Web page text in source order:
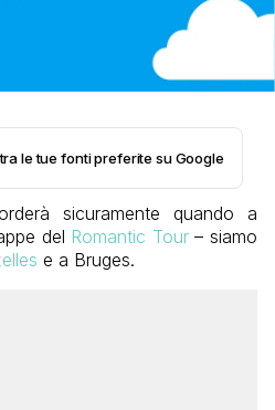
le tue fonti preferite su Google
sicuramente quando a
del Romantic Tour– siamo
e a Bruges.